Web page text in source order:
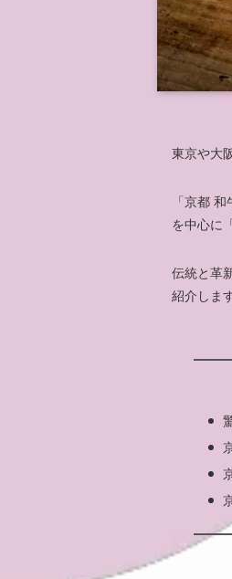
東京や大
「京都
を中心に
伝統と革
紹介します